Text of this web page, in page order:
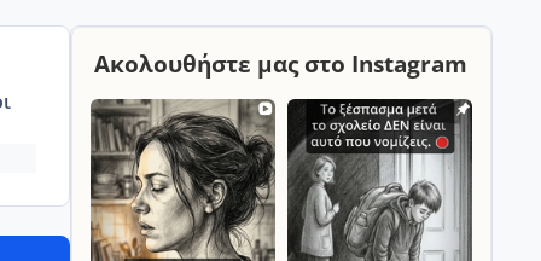
Ακολουθήστε μας στο Instagram